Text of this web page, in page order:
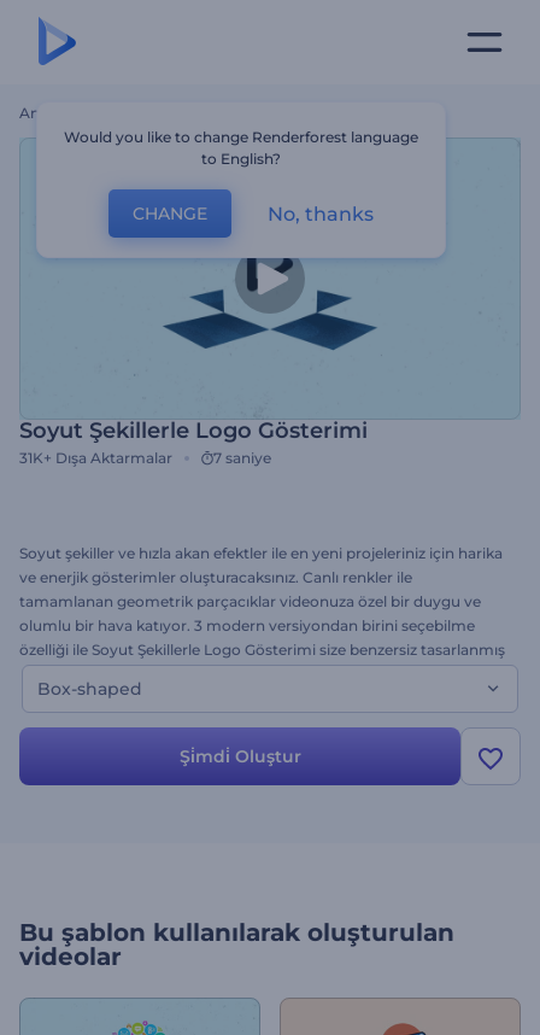
Ana Sayfa
Soyut Şekillerle Logo Gösterimi
31K+ Dışa Aktarmalar 7 saniye
Soyut şekiller ve hızla akan efektler ile en yeni projeleriniz için harika
ve enerjik gösterimler oluşturacaksınız. Canlı renkler ile
tamamlanan geometrik parçacıklar videonuza özel bir duygu ve
olumlu bir hava katıyor. 3 modern versiyondan birini seçebilme
özelliği ile Soyut Şekillerle Logo Gösterimi size benzersiz tasarlanmış
ve dinamik animasyonlu öğeler sunar. İzleyicilerinizi etkileyin ve
enerjik bir şekilde hazırlanmış introlar, film fragmanları, reklamlar ve
renklendirelim. Hem de ücretsiz!
Box-shaped
Şi̇mdi̇ Oluştur
Bu şablon kullanılarak oluşturulan
videolar
Would you like to change Renderforest language
to English?
CHANGE No, thanks